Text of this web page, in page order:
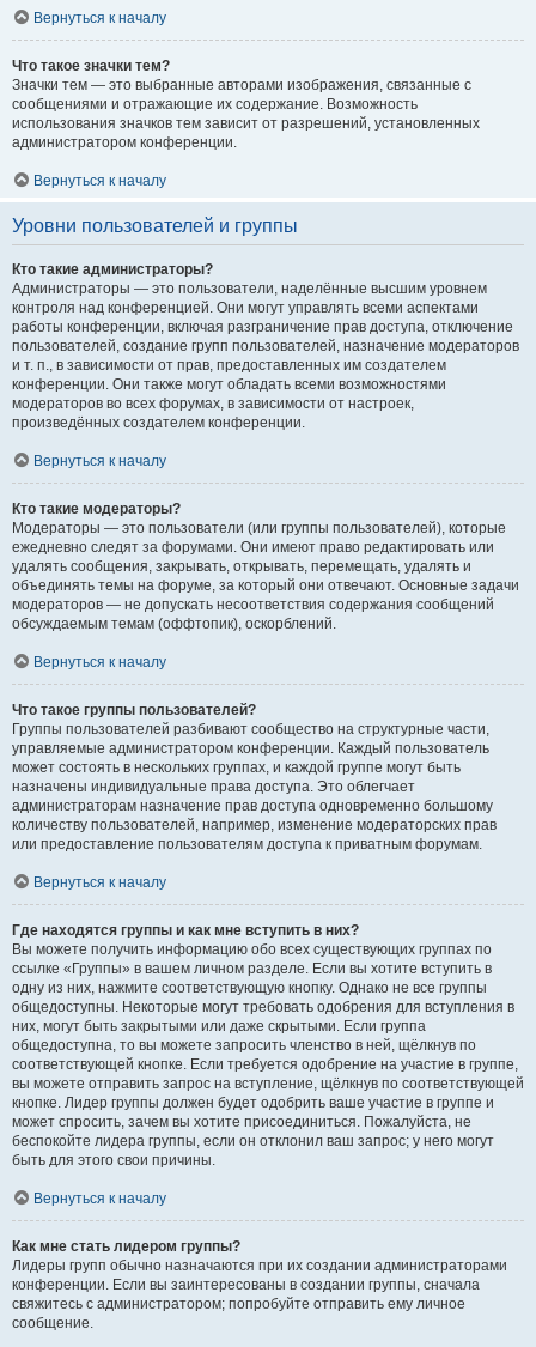
Вернуться к началу
Что такое значки тем?
Значки тем — это выбранные авторами изображения, связанные с
сообщениями и отражающие их содержание. Возможность
использования значков тем зависит от разрешений, установленных
администратором конференции.
Вернуться к началу
Уровни пользователей и группы
Кто такие администраторы?
Администраторы — это пользователи, наделённые высшим уровнем
контроля над конференцией. Они могут управлять всеми аспектами
работы конференции, включая разграничение прав доступа, отключение
пользователей, создание групп пользователей, назначение модераторов
и т. п., в зависимости от прав, предоставленных им создателем
конференции. Они также могут обладать всеми возможностями
модераторов во всех форумах, в зависимости от настроек,
произведённых создателем конференции.
Вернуться к началу
Кто такие модераторы?
Модераторы — это пользователи (или группы пользователей), которые
ежедневно следят за форумами. Они имеют право редактировать или
удалять сообщения, закрывать, открывать, перемещать, удалять и
объединять темы на форуме, за который они отвечают. Основные задачи
модераторов — не допускать несоответствия содержания сообщений
обсуждаемым темам (оффтопик), оскорблений.
Вернуться к началу
Что такое группы пользователей?
Группы пользователей разбивают сообщество на структурные части,
управляемые администратором конференции. Каждый пользователь
может состоять в нескольких группах, и каждой группе могут быть
назначены индивидуальные права доступа. Это облегчает
администраторам назначение прав доступа одновременно большому
количеству пользователей, например, изменение модераторских прав
или предоставление пользователям доступа к приватным форумам.
Вернуться к началу
Где находятся группы и как мне вступить в них?
Вы можете получить информацию обо всех существующих группах по
ссылке «Группы» в вашем личном разделе. Если вы хотите вступить в
одну из них, нажмите соответствующую кнопку. Однако не все группы
общедоступны. Некоторые могут требовать одобрения для вступления в
них, могут быть закрытыми или даже скрытыми. Если группа
общедоступна, то вы можете запросить членство в ней, щёлкнув по
соответствующей кнопке. Если требуется одобрение на участие в группе,
вы можете отправить запрос на вступление, щёлкнув по соответствующей
кнопке. Лидер группы должен будет одобрить ваше участие в группе и
может спросить, зачем вы хотите присоединиться. Пожалуйста, не
беспокойте лидера группы, если он отклонил ваш запрос; у него могут
быть для этого свои причины.
Вернуться к началу
Как мне стать лидером группы?
Лидеры групп обычно назначаются при их создании администраторами
конференции. Если вы заинтересованы в создании группы, сначала
свяжитесь с администратором; попробуйте отправить ему личное
сообщение.